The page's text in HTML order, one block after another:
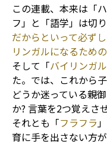
この連載、本来は「
フ」と「語学」は切
だからといって必ず
リンガルになるため
そして「バイリンガ
た。では、これから
どうか迷っている親
か? 言葉を2つ覚えさ
それとも「フラフラ
育に手を出さない方